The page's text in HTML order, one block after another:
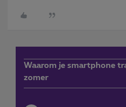
Waarom je smartphone
zomer